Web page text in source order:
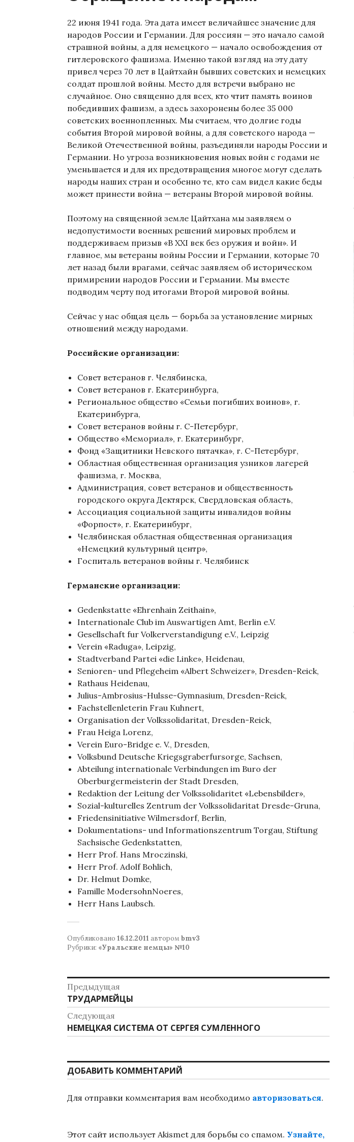
22 июня 1941 года. Эта дата имеет величайшее значение для
народов России и Германии. Для россиян — это начало самой
страшной войны, а для немецкого — начало освобождения от
гитлеровского фашизма. Именно такой взгляд на эту дату
привел через 70 лет в Цайтхайн бывших советских и немецких
солдат прошлой войны. Место для встречи выбрано не
случайное. Оно священно для всех, кто чтит память воинов
победивших фашизм, а здесь захоронены более 35 000
советских военнопленных. Мы считаем, что долгие годы
события Второй мировой войны, а для советского народа —
Великой Отечественной войны, разъединяли народы России и
Германии. Но угроза возникновения новых войн с годами не
уменьшается и для их предотвращения многое могут сделать
народы наших стран и особенно те, кто сам видел какие беды
может принести война — ветераны Второй мировой войны.
Поэтому на священной земле Цайтхана мы заявляем о
недопустимости военных решений мировых проблем и
поддерживаем призыв «В ХХI век без оружия и войн». И
главное, мы ветераны войны России и Германии, которые 70
лет назад были врагами, сейчас заявляем об историческом
примирении народов России и Германии. Мы вместе
подводим черту под итогами Второй мировой войны.
Сейчас у нас общая цель — борьба за установление мирных
отношений между народами.
Российские организации:
Совет ветеранов г. Челябинска,
Совет ветеранов г. Екатеринбурга,
Региональное общество «Семьи погибших воинов», г.
Екатеринбурга,
Совет ветеранов войны г. С-Петербург,
Общество «Мемориал», г. Екатеринбург,
Фонд «Защитники Невского пятачка», г. С-Петербург,
Областная общественная организация узников лагерей
фашизма, г. Москва,
Администрация, совет ветеранов и общественность
городского округа Дектярск, Свердловская область,
Ассоциация социальной защиты инвалидов войны
«Форпост», г. Екатеринбург,
Челябинская областная общественная организация
«Немецкий культурный центр»,
Госпиталь ветеранов войны г. Челябинск
Германские организации:
Gedenkstatte «Ehrenhain Zeithain»,
Internationale Club im Auswartigen Amt, Berlin e.V.
Gesellschaft fur Volkerverstandigung e.V., Leipzig
Verein «Raduga», Leipzig,
Stadtverband Partei «die Linke», Heidenau,
Senioren- und Pflegeheim «Albert Schweizer», Dresden-Reick,
Rathaus Heidenau,
Julius-Ambrosius-Hulsse-Gymnasium, Dresden-Reick,
Fachstellenleterin Frau Kuhnert,
Organisation der Volkssolidaritat, Dresden-Reick,
Frau Heiga Lorenz,
Verein Euro-Bridge e. V., Dresden,
Volksbund Deutsche Kriegsgraberfursorge, Sachsen,
Abteilung internationale Verbindungen im Buro der
Oberburgermeisterin der Stadt Dresden,
Redaktion der Leitung der Volkssolidaritet «Lebensbilder»,
Sozial-kulturelles Zentrum der Volkssolidaritat Dresde-Gruna,
Friedensinitiative Wilmersdorf, Berlin,
Dokumentations- und Informationszentrum Torgau, Stiftung
Sachsische Gedenkstatten,
Herr Prof. Hans Mroczinski,
Herr Prof. Adolf Bohlich,
Dr. Helmut Domke,
Famille ModersohnNoeres,
Herr Hans Laubsch.
Опубликовано 16.12.2011 автором bmv3
Рубрики: «Уральские немцы» №10
Навигация
по
записям
Предыдущая
Предыдущая
запись:
ТРУДАРМЕЙЦЫ
Следующая
Следующая
запись:
НЕМЕЦКАЯ СИСТЕМА ОТ СЕРГЕЯ СУМЛЕННОГО
ДОБАВИТЬ КОММЕНТАРИЙ
Для отправки комментария вам необходимо авторизоваться.
Этот сайт использует Akismet для борьбы со спамом. Узнайте,